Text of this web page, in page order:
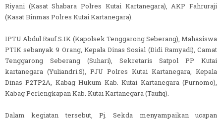
Riyani (Kasat Shabara Polres Kutai Kartanegara), AKP Fahruraji
(Kasat Binmas Polres Kutai Kartanegara).
IPTU Abdul Rauf.S.IK (Kapolsek Tenggarong Seberang), Mahasiswa
PTIK sebanyak 9 Orang, Kepala Dinas Sosial (Didi Ramyadi), Camat
Tenggarong Seberang (Suhari), Sekretaris Satpol PP Kutai
kartanegara (Yuliandri.S), PJU Polres Kutai Kartanegara, Kepala
Dinas P2TP2A, Kabag Hukum Kab. Kutai Kartanegara (Purnomo),
Kabag Perlengkapan Kab. Kutai Kartanegara (Taufiq).
Dalam kegiatan tersebut, Pj. Sekda menyampaikan ucapan